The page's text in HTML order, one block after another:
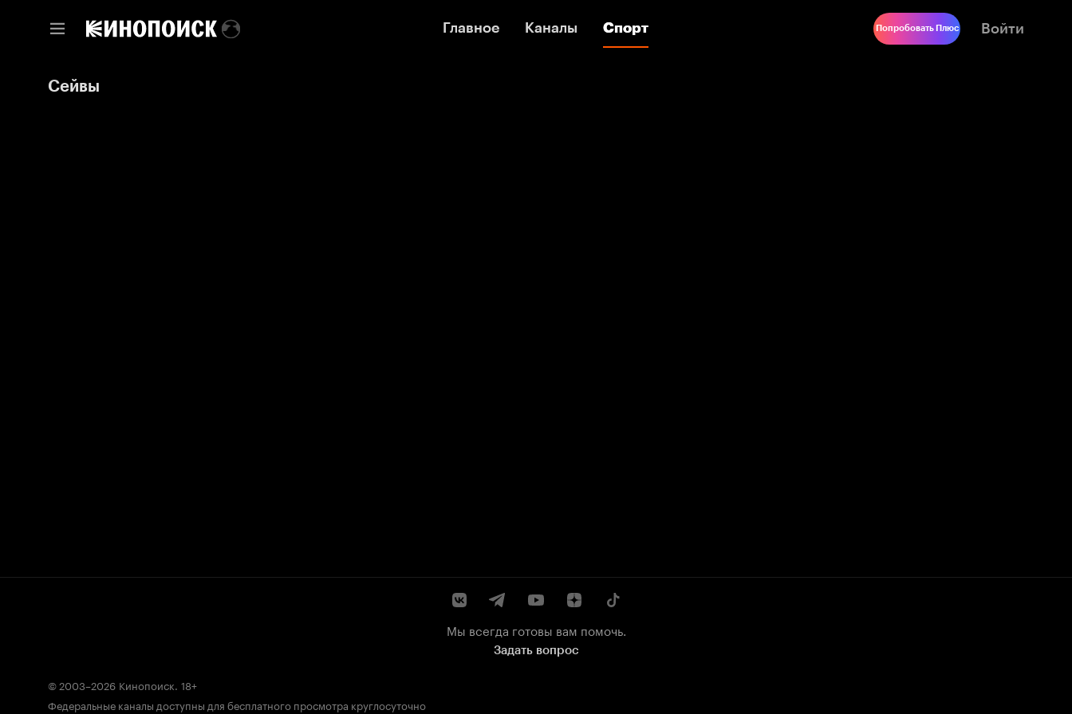
Главное Каналы Спорт
Главное Каналы Спорт Попробовать Плюс Войти
Сейвы
Мы всегда готовы вам помочь.
Задать вопрос
© 2003–2026 Кинопоиск. 18+
Федеральные каналы доступны для бесплатного просмотра круглосуточно